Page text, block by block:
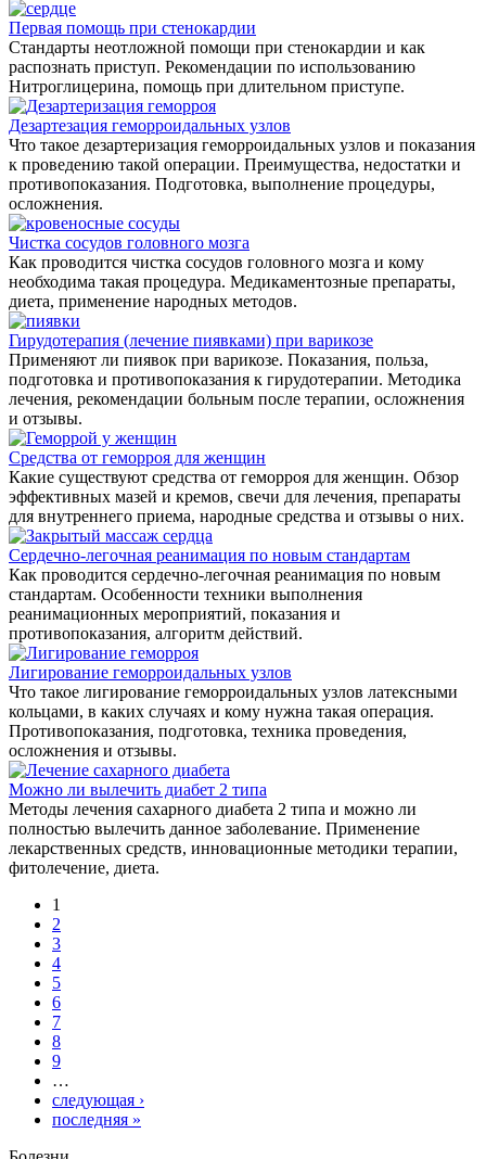
Первая помощь при стенокардии
Стандарты неотложной помощи при стенокардии и как
распознать приступ. Рекомендации по использованию
Нитроглицерина, помощь при длительном приступе.
Дезартезация геморроидальных узлов
Что такое дезартеризация геморроидальных узлов и показания
к проведению такой операции. Преимущества, недостатки и
противопоказания. Подготовка, выполнение процедуры,
осложнения.
Чистка сосудов головного мозга
Как проводится чистка сосудов головного мозга и кому
необходима такая процедура. Медикаментозные препараты,
диета, применение народных методов.
Гирудотерапия (лечение пиявками) при варикозе
Применяют ли пиявок при варикозе. Показания, польза,
подготовка и противопоказания к гирудотерапии. Методика
лечения, рекомендации больным после терапии, осложнения
и отзывы.
Средства от геморроя для женщин
Какие существуют средства от геморроя для женщин. Обзор
эффективных мазей и кремов, свечи для лечения, препараты
для внутреннего приема, народные средства и отзывы о них.
Сердечно-легочная реанимация по новым стандартам
Как проводится сердечно-легочная реанимация по новым
стандартам. Особенности техники выполнения
реанимационных мероприятий, показания и
противопоказания, алгоритм действий.
Лигирование геморроидальных узлов
Что такое лигирование геморроидальных узлов латексными
кольцами, в каких случаях и кому нужна такая операция.
Противопоказания, подготовка, техника проведения,
осложнения и отзывы.
Можно ли вылечить диабет 2 типа
Методы лечения сахарного диабета 2 типа и можно ли
полностью вылечить данное заболевание. Применение
лекарственных средств, инновационные методики терапии,
фитолечение, диета.
Страницы
1
2
3
4
5
6
7
8
9
…
следующая ›
последняя »